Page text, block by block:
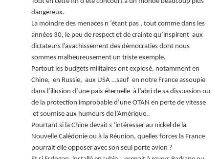
dangereux.
La moindre des menaces n ‘étant pas , tout comme dans les
années 30, le peu de respect et de crainte qu’inspirent aux
dictateurs l’avachissement des démocraties dont nous
sommes malheureusement un triste exemple.
Partout les budgets militaires ont explosé, notamment en
Chine, en Russie, aux USA …sauf en notre France assoupie
dans l’illusion d’une paix éternelle à l’abri de sa dissuasion ou
de la protection improbable d’une OTAN en perte de vitesse
et soumise aux humeurs de l’Amérique..
Pourtant si la Chine devait s ‘intéresser au nickel de la
Nouvelle Calédonie ou à la Réunion, quelles forces la France
pourrait elle opposer avec son seul porte avion ?